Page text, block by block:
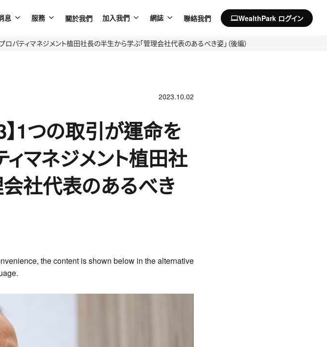
息 服務 關於我們 加入我們 網誌 聯絡我們 computerWealthPark ログイン
パティマネジメント植田社長の半生から学ぶ「管理会社代表のあるべき姿」（後編）
2023.10.02
1つの取引が運命を
ィマネジメント植田社
社代表のあるべき
the content is shown below in the alternative